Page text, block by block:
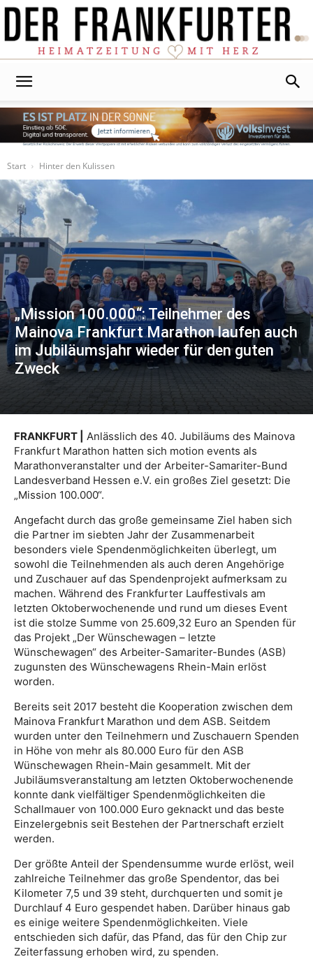
Start
Hinter den Kulissen
„Mission 100.000“: Teilnehmer des
Mainova Frankfurt Marathon laufen auch
im Jubiläumsjahr wieder für den guten
Zweck
FRANKFURT |
Anlässlich des 40. Jubiläums des Mainova
Frankfurt Marathon hatten sich motion events als
Marathonveranstalter und der Arbeiter-Samariter-Bund
Landesverband Hessen e.V. ein großes Ziel gesetzt: Die
„Mission 100.000“.
Angefacht durch das große gemeinsame Ziel haben sich
die Partner im siebten Jahr der Zusammenarbeit
besonders viele Spendenmöglichkeiten überlegt, um
sowohl die Teilnehmenden als auch deren Angehörige
und Zuschauer auf das Spendenprojekt aufmerksam zu
machen. Während des Frankfurter Lauffestivals am
letzten Oktoberwochenende und rund um dieses Event
ist die stolze Summe von 25.609,32 Euro an Spenden für
das Projekt „Der Wünschewagen – letzte
Wünschewagen“ des Arbeiter-Samariter-Bundes (ASB)
zugunsten des Wünschewagens Rhein-Main erlöst
worden.
Bereits seit 2017 besteht die Kooperation zwischen dem
Mainova Frankfurt Marathon und dem ASB. Seitdem
wurden unter den Teilnehmern und Zuschauern Spenden
in Höhe von mehr als 80.000 Euro für den ASB
Wünschewagen Rhein-Main gesammelt. Mit der
Jubiläumsveranstaltung am letzten Oktoberwochenende
konnte dank vielfältiger Spendenmöglichkeiten die
Schallmauer von 100.000 Euro geknackt und das beste
Einzelergebnis seit Bestehen der Partnerschaft erzielt
werden.
Der größte Anteil der Spendensumme wurde erlöst, weil
zahlreiche Teilnehmer das große Spendentor, das bei
Kilometer 7,5 und 39 steht, durchquerten und somit je
Durchlauf 4 Euro gespendet haben. Darüber hinaus gab
es einige weitere Spendenmöglichkeiten. Viele
entschieden sich dafür, das Pfand, das für den Chip zur
Zeiterfassung erhoben wird, zu spenden.